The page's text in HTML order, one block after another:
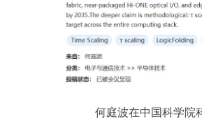
何庭波在中国科学院